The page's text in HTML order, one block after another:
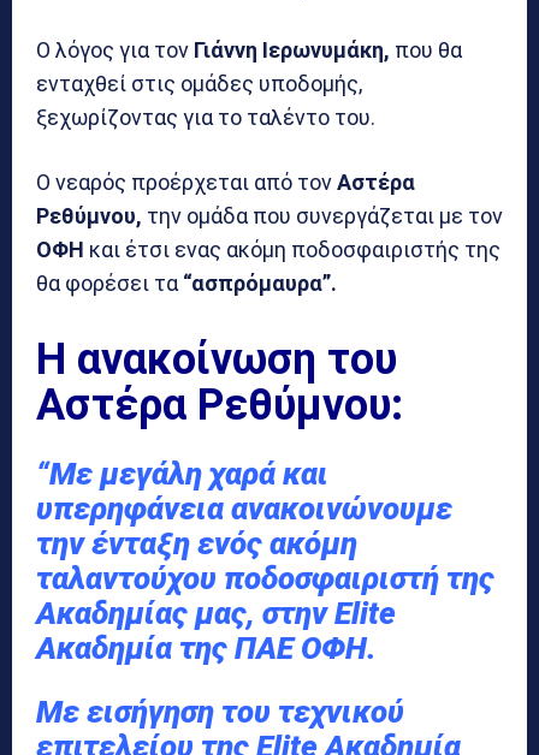
Ο λόγος για τον Γιάννη Ιερωνυμάκη, που θα
ενταχθεί στις ομάδες υποδομής,
ξεχωρίζοντας για το ταλέντο του.
Ο νεαρός προέρχεται από τονΑστέρα
Ρεθύμνου, την ομάδα που συνεργάζεται με τον
ΟΦΗ και έτσι ενας ακόμη ποδοσφαιριστής της
θα φορέσει τα“ασπρόμαυρα”.
Η ανακοίνωση του
Αστέρα Ρεθύμνου:
“Με μεγάλη χαρά και
υπερηφάνεια ανακοινώνουμε
την ένταξη ενός ακόμη
ταλαντούχου ποδοσφαιριστή της
Ακαδημίας μας, στην Elite
Ακαδημία της ΠΑΕ ΟΦΗ.
Με εισήγηση του τεχνικού
επιτελείου της Elite Ακαδημία